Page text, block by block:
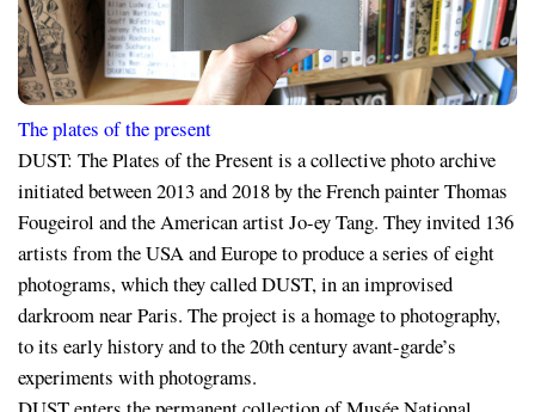
The plates of the present
DUST: The Plates of the Present is a collective photo archive
initiated between 2013 and 2018 by the French painter Thomas
Fougeirol and the American artist Jo-ey Tang. They invited 136
artists from the USA and Europe to produce a series of eight
photograms, which they called DUST, in an improvised
darkroom near Paris. The project is a homage to photography,
to its early history and to the 20th century avant-garde’s
experiments with photograms.